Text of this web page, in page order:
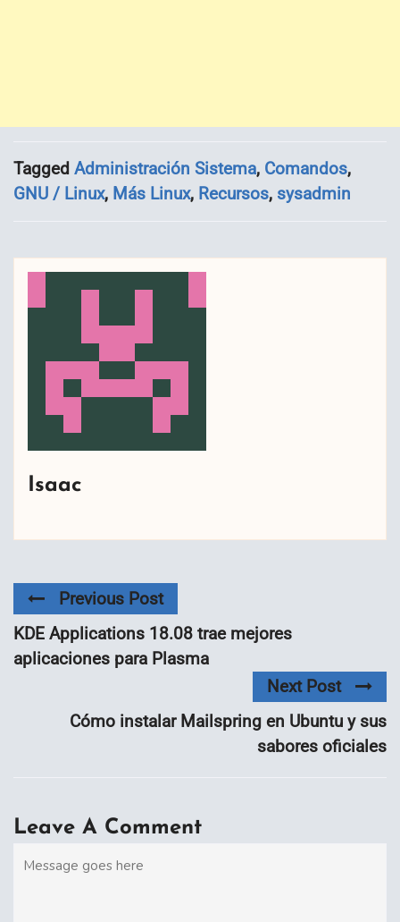
Tagged Administración Sistema, Comandos,
GNU / Linux, Más Linux, Recursos, sysadmin
Isaac
Previous Post
KDE Applications 18.08 trae mejores
aplicaciones para Plasma
Next Post
Cómo instalar Mailspring en Ubuntu y sus
sabores oficiales
Leave A Comment